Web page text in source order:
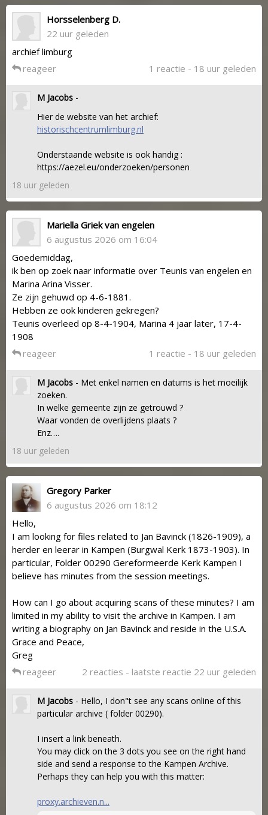
Horsselenberg D.
22 uur geleden
archief limburg
reageer
1 reactie - 18 uur geleden
M Jacobs -
Hier de website van het archief:
historischcentrumlimburg.nl
Onderstaande website is ook handig :
https://aezel.eu/onderzoeken/personen
18 uur geleden
Mariella Griek van engelen
6 augustus 2026 om 16:04
Goedemiddag,
ik ben op zoek naar informatie over Teunis van engelen en
Marina Arina Visser.
Ze zijn gehuwd op 4-6-1881.
Hebben ze ook kinderen gekregen?
Teunis overleed op 8-4-1904, Marina 4 jaar later, 17-4-
1908
reageer
1 reactie - 18 uur geleden
M Jacobs - Met enkel namen en datums is het moeilijk
zoeken.
In welke gemeente zijn ze getrouwd ?
Waar vonden de overlijdens plaats ?
Enz….
18 uur geleden
Gregory Parker
6 augustus 2026 om 18:12
Hello,
I am looking for files related to Jan Bavinck (1826-1909), a
herder en leerar in Kampen (Burgwal Kerk 1873-1903). In
particular, Folder 00290 Gereformeerde Kerk Kampen I
believe has minutes from the session meetings.
How can I go about acquiring scans of these minutes? I am
limited in my ability to visit the archive in Kampen. I am
writing a biography on Jan Bavinck and reside in the U.S.A.
Grace and Peace,
Greg
reageer
2 reacties - laatste reactie 22 uur geleden
M Jacobs - Hello, I don"t see any scans online of this
particular archive ( folder 00290).
I insert a link beneath.
You may click on the 3 dots you see on the right hand
side and send a response to the Kampen Archive.
Perhaps they can help you with this matter:
proxy.archieven.n...